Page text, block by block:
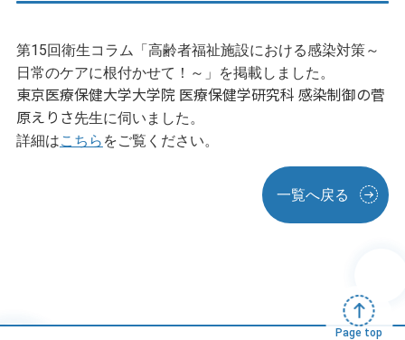
第15回衛生コラム「高齢者福祉施設における感染対策～
日常のケアに根付かせて！～」を掲載しました。
東京医療保健大学大学院 医療保健学研究科 感染制御の菅
原えりさ先生に伺いました。
詳細はこちら をご覧ください。
一覧へ戻る
Page top